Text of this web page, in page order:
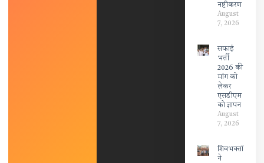
नष्टीकरण
August
7, 2026
सफाई
भर्ती
2026 की
मांग को
लेकर
एसडीएम
को ज्ञापन
August
7, 2026
शिवभक्तों
ने